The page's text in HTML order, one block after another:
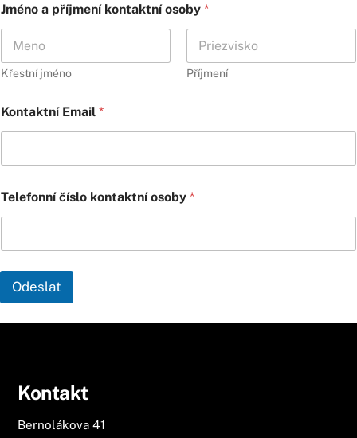
Jméno a příjmení kontaktní osoby *
Křestní jméno Příjmení
Kontaktní Email *
Telefonní číslo kontaktní osoby *
Odeslat
Kontakt
Bernolákova 41